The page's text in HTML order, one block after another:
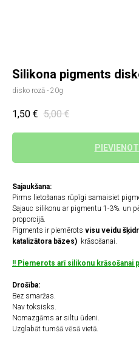
Silikona pigments
disko rozā - 20g
1,50 € 5,00 €
Sajaukšana:
Pirms lietošanas rūpīgi samaisiet
Sajauc silikonu ar pigmentu 1-3%. un
proporcijā.
Pigments ir piemērots visu veidu
katalizātora bāzes) krāsošanai.
!! Piemerots arī silikonu krāsošanai
Drošība:
Bez smaržas.
Nav toksisks.
Nomazgāms ar siltu ūdeni.
Uzglabāt tumšā vēsā vietā.